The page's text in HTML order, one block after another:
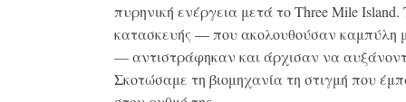
πυρηνική ενέργεια μετά το Three Mile
κατασκευής — που ακολουθούσαν καμπύλη
— αντιστράφηκαν και άρχισαν να
Σκοτώσαμε τη βιομηχανία τη στιγμή που